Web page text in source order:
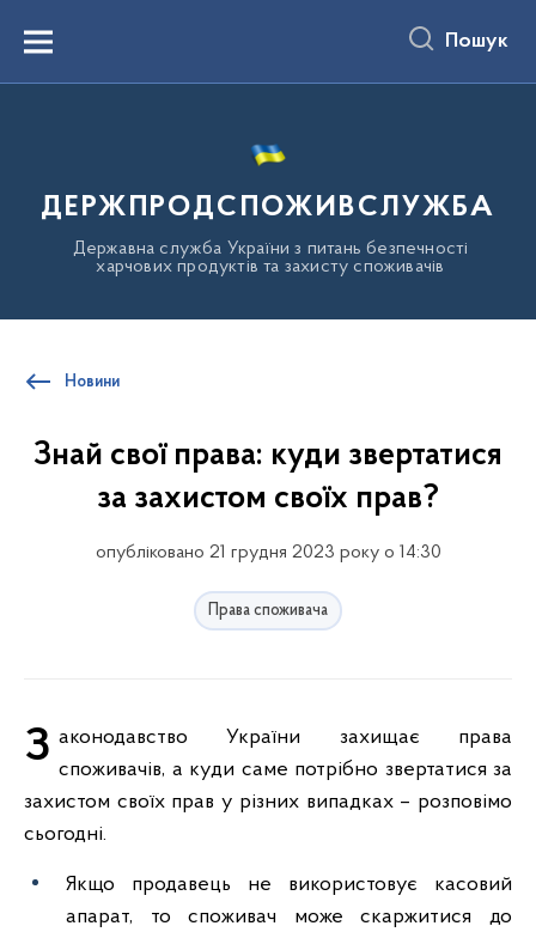
вмістуMenu Пошук
ДЕРЖПРОДСПОЖИВСЛУЖБА
Державна служба України з питань безпечності
харчових продуктів та захисту споживачів
Новини
Знай свої права: куди звертатися
за захистом своїх прав?
опубліковано 21 грудня 2023 року о 14:30
Права споживача
Законодавство України захищає права споживачів, а куди саме потрібно звертатися за
захистом своїх прав у різних випадках – розповімо
сьогодні.
Якщо продавець не використовує касовий
апарат, то споживач може скаржитися до